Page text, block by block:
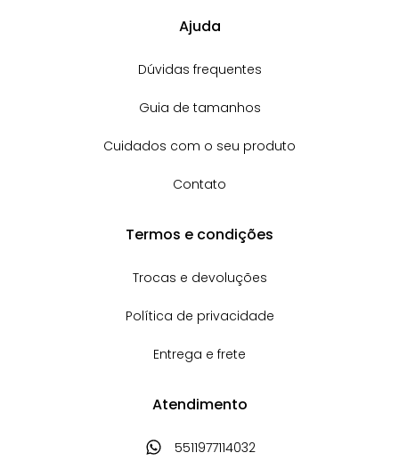
Ajuda
Dúvidas frequentes
Guia de tamanhos
Cuidados com o seu produto
Contato
Termos e condições
Trocas e devoluções
Política de privacidade
Entrega e frete
Atendimento
5511977114032